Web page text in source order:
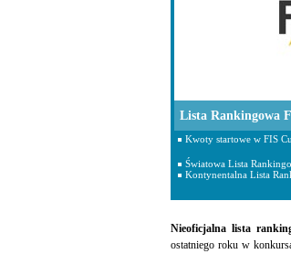
Nieoficjalna lista
ostatniego roku w
Lista Rankingowa
Kwoty startowe w FIS
Światowa Lista
Kontynentalna Lista